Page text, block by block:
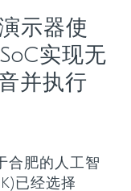
示器使
实现无
并执行
合肥的人工智
已经选择